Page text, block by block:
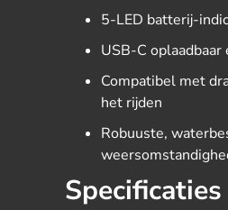
5-LED batterij-
USB-C
Compatibel met
het rijden
Robuuste,
Specificaties